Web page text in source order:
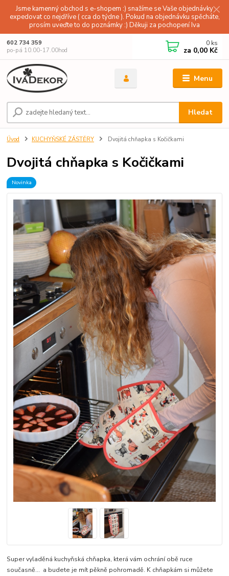
Jsme kamenný obchod s e-shopem :) snažíme se Vaše objednávky
expedovat co nejdříve ( cca do týdne ). Pokud na objednávku spěcháte,
prosím uveďte to do poznámky :) Děkuji za pochopení Iva
Menu
Hledat
602 734 359
po-pá 10.00-17.00hod
0 ks
za 0,00 Kč
Úvod KUCHYŇSKÉ ZÁSTĚRY Dvojitá chňapka s Kočičkami
Dvojitá chňapka s Kočičkami
Novinka
Super vyladěná kuchyňská chňapka, která vám ochrání obě ruce
současně... a budete je mít pěkně pohromadě. K chňapkám si můžete